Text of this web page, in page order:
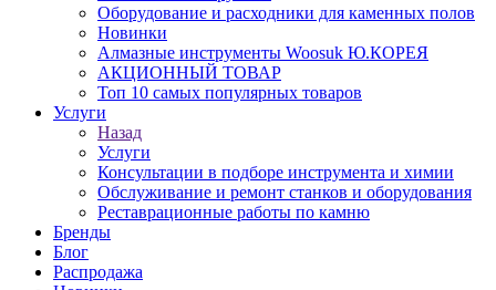
Оборудование и расходники для каменных полов
Новинки
Алмазные инструменты Woosuk Ю.КОРЕЯ
АКЦИОННЫЙ ТОВАР
Топ 10 самых популярных товаров
Услуги
Назад
Услуги
Консультации в подборе инструмента и химии
Обслуживание и ремонт станков и оборудования
Реставрационные работы по камню
Бренды
Блог
Распродажа